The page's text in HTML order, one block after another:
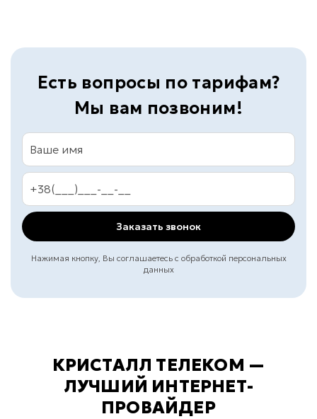
Есть вопросы по тарифам?
Мы вам позвоним!
Заказать звонок
Нажимая кнопку, Вы соглашаетесь с обработкой персональных
данных
КРИСТАЛЛ ТЕЛЕКОМ —
ЛУЧШИЙ ИНТЕРНЕТ-
ПРОВАЙДЕР